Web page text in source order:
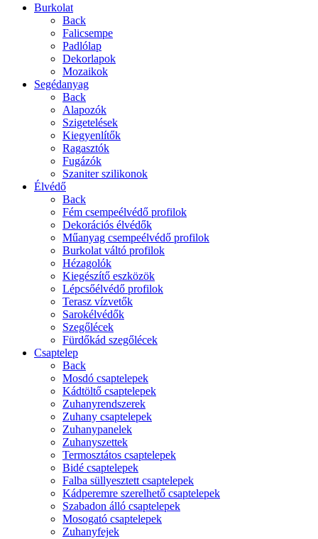
Burkolat
Back
Falicsempe
Padlólap
Dekorlapok
Mozaikok
Segédanyag
Back
Alapozók
Szigetelések
Kiegyenlítők
Ragasztók
Fugázók
Szaniter szilikonok
Élvédő
Back
Fém csempeélvédő profilok
Dekorációs élvédők
Műanyag csempeélvédő profilok
Burkolat váltó profilok
Hézagolók
Kiegészítő eszközök
Lépcsőélvédő profilok
Terasz vízvetők
Sarokélvédők
Szegőlécek
Fürdőkád szegőlécek
Csaptelep
Back
Mosdó csaptelepek
Kádtöltő csaptelepek
Zuhanyrendszerek
Zuhany csaptelepek
Zuhanypanelek
Zuhanyszettek
Termosztátos csaptelepek
Bidé csaptelepek
Falba süllyesztett csaptelepek
Kádperemre szerelhető csaptelepek
Szabadon álló csaptelepek
Mosogató csaptelepek
Zuhanyfejek